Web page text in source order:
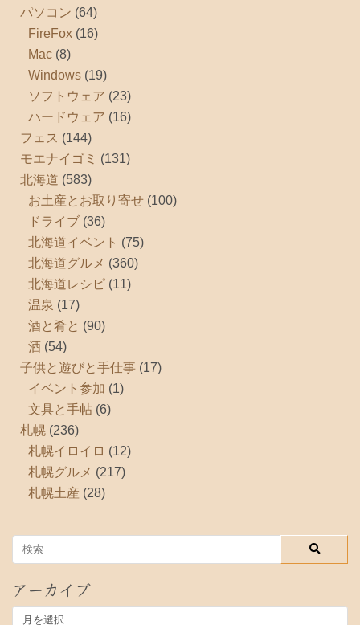
パソコン (64)
FireFox (16)
Mac (8)
Windows (19)
ソフトウェア (23)
ハードウェア (16)
フェス (144)
モエナイゴミ (131)
北海道 (583)
お土産とお取り寄せ (100)
ドライブ (36)
北海道イベント (75)
北海道グルメ (360)
北海道レシピ (11)
温泉 (17)
酒と肴と (90)
酒 (54)
子供と遊びと手仕事 (17)
イベント参加 (1)
文具と手帖 (6)
札幌 (236)
札幌イロイロ (12)
札幌グルメ (217)
札幌土産 (28)
アーカイブ